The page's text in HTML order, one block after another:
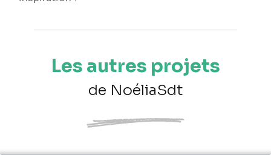
Les autres projets
de NoéliaSdt